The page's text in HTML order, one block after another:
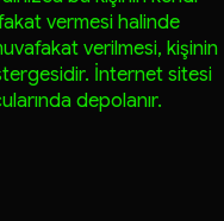
vermesi halinde
verilmesi, kişinin
İnternet sitesi
depolanır.